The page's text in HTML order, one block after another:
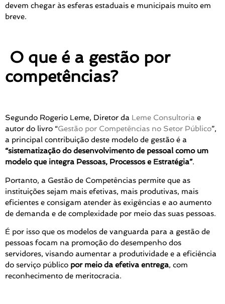
devem chegar às esferas estaduais e municipais muito em
breve.
O que é a gestão por
competências?
Segundo Rogerio Leme, Diretor da Leme Consultoria e
autor do livro “Gestão por Competências no Setor Público”,
a principal contribuição deste modelo de gestão é a
“sistematização do desenvolvimento de pessoal como um
modelo que integra Pessoas, Processos e Estratégia”.
Portanto, a Gestão de Competências permite que as
instituições sejam mais efetivas, mais produtivas, mais
eficientes e consigam atender às exigências e ao aumento
de demanda e de complexidade por meio das suas pessoas.
É por isso que os modelos de vanguarda para a gestão de
pessoas focam na promoção do desempenho dos
servidores, visando aumentar a produtividade e a eficiência
do serviço público por meio da efetiva entrega, com
reconhecimento de meritocracia.